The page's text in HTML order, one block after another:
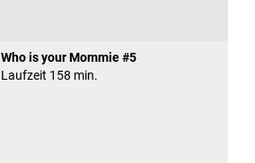
Who is your Mommie #5
Laufzeit 158 min.